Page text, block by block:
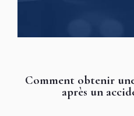
Comment obtenir
après un